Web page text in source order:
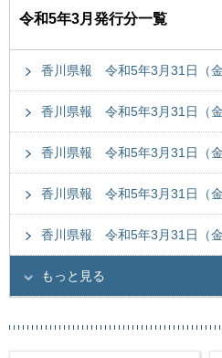
令和5年3月発行分一覧
香川県報 令和5年3月31日（金
香川県報 令和5年3月31日（金
香川県報 令和5年3月31日（金
香川県報 令和5年3月31日（金
香川県報 令和5年3月31日（金
もっと見る